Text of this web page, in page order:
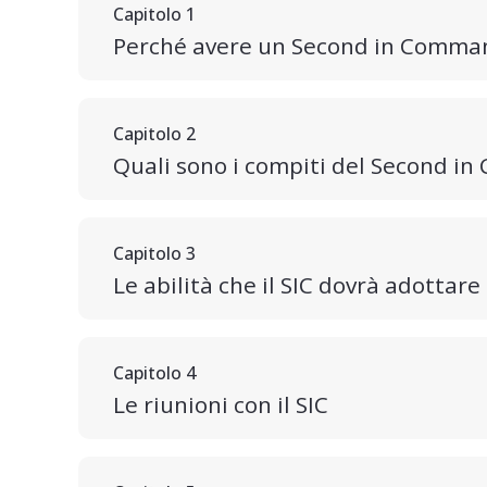
Capitolo 1
Perché avere un Second in
Capitolo 2
Quali sono i compiti del Second in
Capitolo 3
Le abilità che il SIC dovrà adottare
Capitolo 4
Le riunioni con il SIC